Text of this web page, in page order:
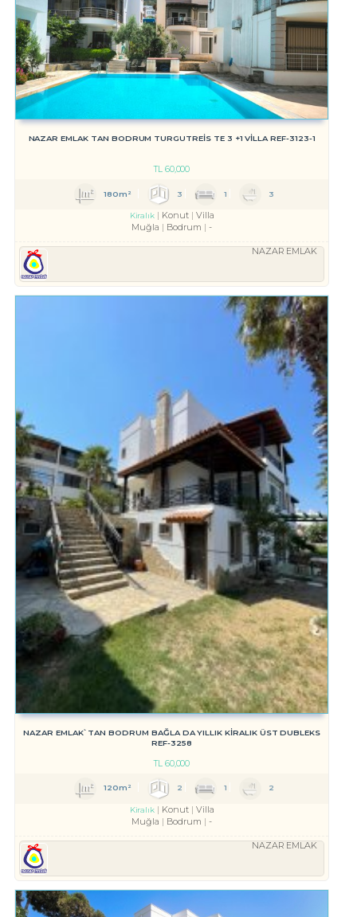
NAZAR EMLAK TAN BODRUM TURGUTREİS TE 3 +1 VİLLA REF-3123-1
TL60,000
180m² 3 1 3
Kiralık Konut
Villa
Muğla
Bodrum -
NAZAR EMLAK
NAZAR EMLAK`TAN BODRUM BAĞLA DA YILLIK KİRALIK ÜST DUBLEKS
REF-3258
TL60,000
120m² 2 1 2
Kiralık Konut
Villa
Muğla
Bodrum -
NAZAR EMLAK